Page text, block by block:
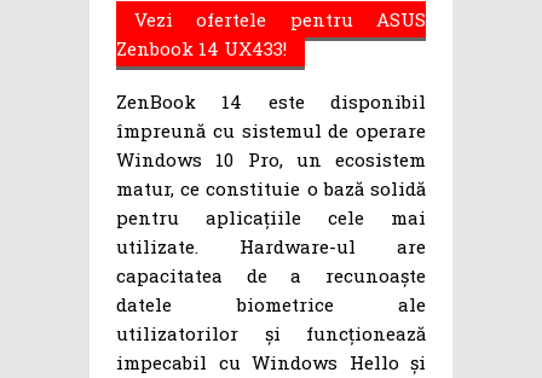
Vezi ofertele pentru ASUS
Zenbook 14 UX433!
ZenBook 14 este disponibil
împreună cu sistemul de operare
Windows 10 Pro, un ecosistem
matur, ce constituie o bază solidă
pentru aplicațiile cele mai
utilizate. Hardware-ul are
capacitatea de a recunoaște
datele biometrice ale
utilizatorilor și funcționează
impecabil cu Windows Hello și